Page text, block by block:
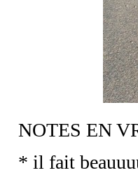
NOTES EN
* il fait